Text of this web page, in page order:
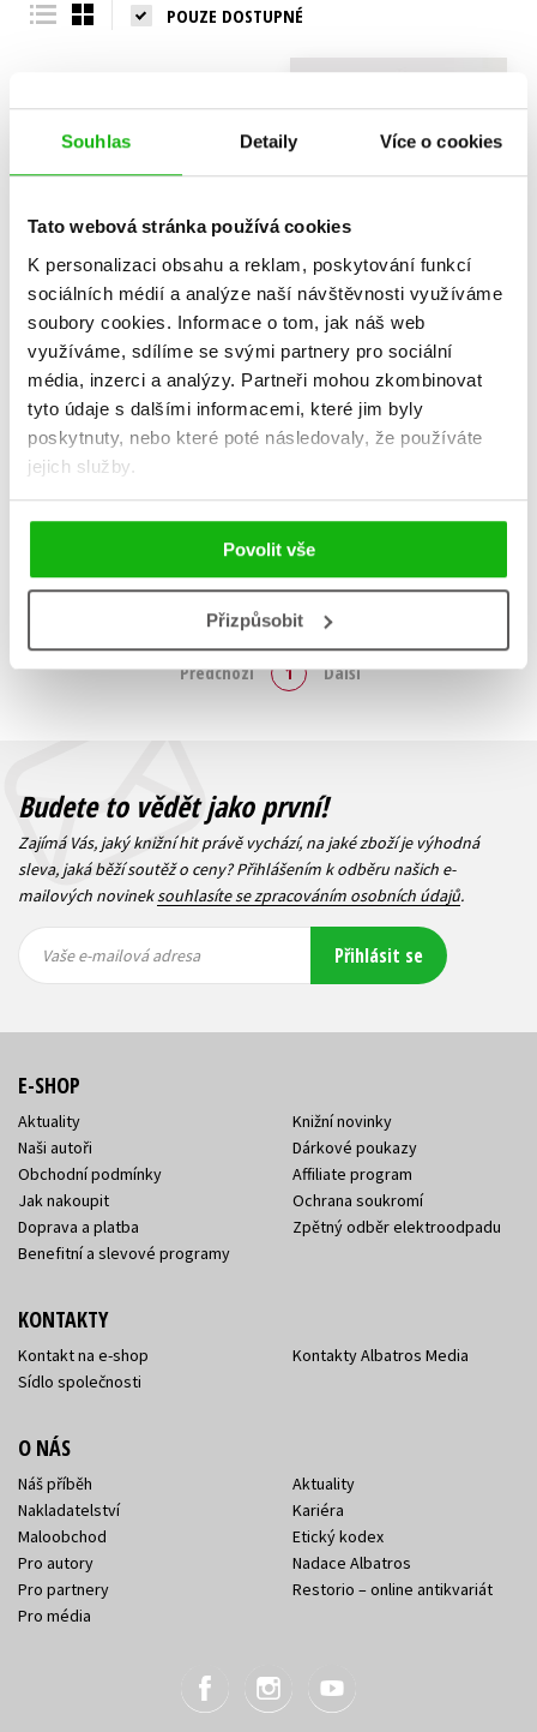
Souhlas Detaily Více o cookies
Tato webová stránka používá cookies
K personalizaci obsahu a reklam, poskytování funkcí
sociálních médií a analýze naší návštěvnosti využíváme
soubory cookies. Informace o tom, jak náš web
využíváme, sdílíme se svými partnery pro sociální
média, inzerci a analýzy. Partneři mohou zkombinovat
tyto údaje s dalšími informacemi, které jim byly
poskytnuty, nebo které poté následovaly, že používáte
jejich služby.
Povolit vše
Přizpůsobit
POUZE DOSTUPNÉ
Kancelář v pohybu
Nikol Maio
319 Kč
Do košíku
Fascinující jóga
Nikol Maio
279 Kč
Do košíku
Zobraz záznamů
Zobrazuji 1 až 2 z celkem 2 záznamů
Předchozí 1 Další
Budete to vědět jako první!
Zajímá Vás, jaký knižní hit právě vychází, na jaké zboží je výhodná
sleva, jaká běží soutěž o ceny? Přihlášením k odběru našich e-
mailových novineksouhlasíte se zpracováním osobních údajů.
mailová
mailová
Vaše e-mailová adresa Přihlásit se
E-SHOP
Aktuality
Naši autoři
Obchodní podmínky
Jak nakoupit
Doprava a platba
Benefitní a slevové programy
Knižní novinky
Dárkové poukazy
Affiliate program
Ochrana soukromí
Zpětný odběr elektroodpadu
KONTAKTY
Kontakt na e-shop
Sídlo společnosti
Kontakty Albatros Media
O NÁS
Náš příběh
Nakladatelství
Maloobchod
Pro autory
Pro partnery
Pro média
Aktuality
Kariéra
Etický kodex
Nadace Albatros
Restorio – online antikvariát